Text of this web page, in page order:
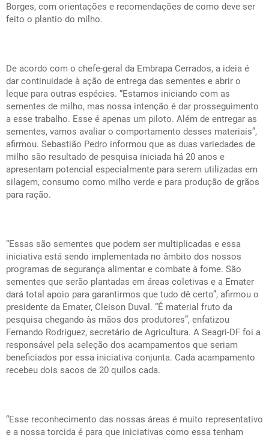
Borges, com orientações e recomendações de como deve ser
feito o plantio do milho.
De acordo com o chefe-geral da Embrapa Cerrados, a ideia é
dar continuidade à ação de entrega das sementes e abrir o
leque para outras espécies. “Estamos iniciando com as
sementes de milho, mas nossa intenção é dar prosseguimento
a esse trabalho. Esse é apenas um piloto. Além de entregar as
sementes, vamos avaliar o comportamento desses materiais”,
afirmou. Sebastião Pedro informou que as duas variedades de
milho são resultado de pesquisa iniciada há 20 anos e
apresentam potencial especialmente para serem utilizadas em
silagem, consumo como milho verde e para produção de grãos
para ração.
“Essas são sementes que podem ser multiplicadas e essa
iniciativa está sendo implementada no âmbito dos nossos
programas de segurança alimentar e combate à fome. São
sementes que serão plantadas em áreas coletivas e a Emater
dará total apoio para garantirmos que tudo dê certo”, afirmou o
presidente da Emater, Cleison Duval. “É material fruto da
pesquisa chegando às mãos dos produtores”, enfatizou
Fernando Rodriguez, secretário de Agricultura. A Seagri-DF foi a
responsável pela seleção dos acampamentos que seriam
beneficiados por essa iniciativa conjunta. Cada acampamento
recebeu dois sacos de 20 quilos cada.
“Esse reconhecimento das nossas áreas é muito representativo
e a nossa torcida é para que iniciativas como essa tenham